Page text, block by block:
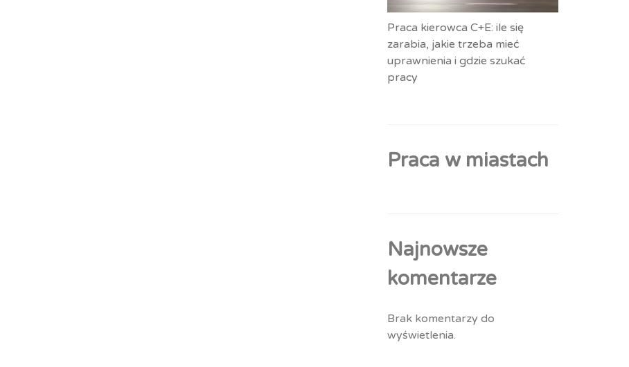
Praca kierowca C+E: ile się
zarabia, jakie trzeba mieć
uprawnienia i gdzie szukać
pracy
Praca w miastach
Najnowsze
komentarze
Brak komentarzy do
wyświetlenia.